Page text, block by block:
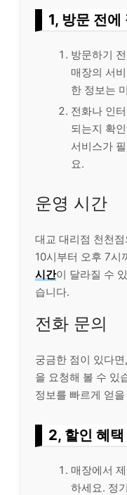
1, 방문 전
방문하기
매장의 서
한 정보는
전화나 인
되는지 확
서비스가
요.
운영 시간
대교 대리점 천천
10시부터 오후 7시
시간이 달라질 수
습니다.
전화 문의
궁금한 점이 있다
을 요청해 볼 수 있
정보를 빠르게 얻
2, 할인 혜
매장에서
하세요. 정